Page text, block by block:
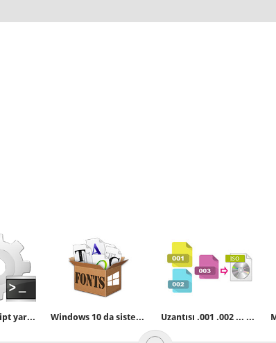
Windowsu script yardımı ile kapatmak Windows 10 da sistem font büyüklüğünü değiştirelim Uzantısı .001 .002 ... olan dosyaları birleştirme yöntemleri